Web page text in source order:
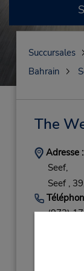
Succursales
Bahrain
The
Adresse :
Seef,
Seef ,
(973)
Sun -